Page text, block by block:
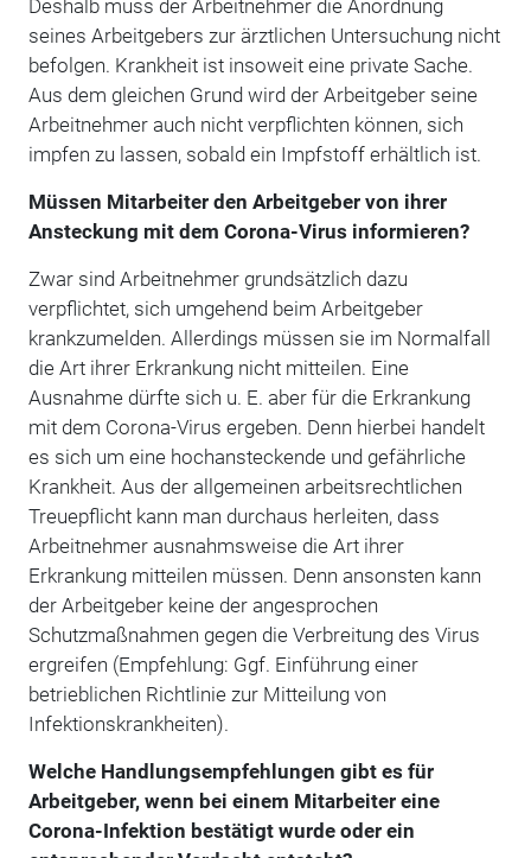
Deshalb muss der Arbeitnehmer die Anordnung
seines Arbeitgebers zur ärztlichen Untersuchung nicht
befolgen. Krankheit ist insoweit eine private Sache.
Aus dem gleichen Grund wird der Arbeitgeber seine
Arbeitnehmer auch nicht verpflichten können, sich
impfen zu lassen, sobald ein Impfstoff erhältlich ist.
Müssen Mitarbeiter den Arbeitgeber von ihrer
Ansteckung mit dem Corona-Virus informieren?
Zwar sind Arbeitnehmer grundsätzlich dazu
verpflichtet, sich umgehend beim Arbeitgeber
krankzumelden. Allerdings müssen sie im Normalfall
die Art ihrer Erkrankung nicht mitteilen. Eine
Ausnahme dürfte sich u. E. aber für die Erkrankung
mit dem Corona-Virus ergeben. Denn hierbei handelt
es sich um eine hochansteckende und gefährliche
Krankheit. Aus der allgemeinen arbeitsrechtlichen
Treuepflicht kann man durchaus herleiten, dass
Arbeitnehmer ausnahmsweise die Art ihrer
Erkrankung mitteilen müssen. Denn ansonsten kann
der Arbeitgeber keine der angesprochen
Schutzmaßnahmen gegen die Verbreitung des Virus
ergreifen (Empfehlung: Ggf. Einführung einer
betrieblichen Richtlinie zur Mitteilung von
Infektionskrankheiten).
Welche Handlungsempfehlungen gibt es für
Arbeitgeber, wenn bei einem Mitarbeiter eine
Corona-Infektion bestätigt wurde oder ein